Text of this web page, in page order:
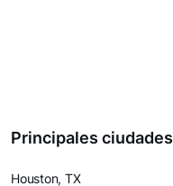
Principales ciudades
Houston, TX